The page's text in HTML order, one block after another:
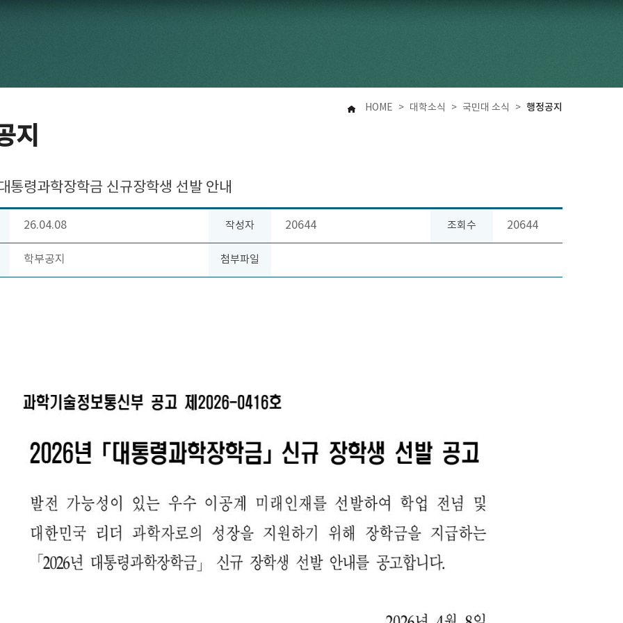
HOME > 대학소식 > 국민대 소식 > 행정공지
지
통령과학장학금 신규장학생 선발 안내
26.04.08 작성자 20644 조회수 20644
학부공지 첨부파일